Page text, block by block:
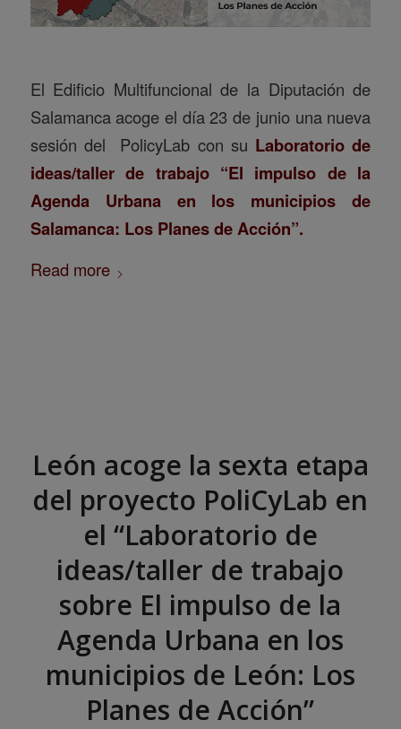
El Edificio Multifuncional de la Diputación de
Salamanca acoge el día 23 de junio una nueva
sesión del PolicyLab con su Laboratorio de
ideas/taller de trabajo “El impulso de la
Agenda Urbana en los municipios de
Salamanca: Los Planes de Acción”.
Read more
León acoge la sexta etapa
del proyecto PoliCyLab en
el “Laboratorio de
ideas/taller de trabajo
sobre El impulso de la
Agenda Urbana en los
municipios de León: Los
Planes de Acción”